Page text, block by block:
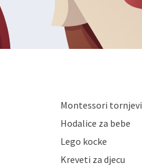
Montessori tornjevi
Hodalice za bebe
Lego kocke
Kreveti za djecu